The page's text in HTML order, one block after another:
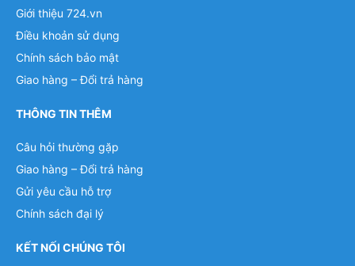
Giới thiệu 724.vn
Điều khoản sử dụng
Chính sách bảo mật
Giao hàng – Đổi trả hàng
THÔNG TIN THÊM
Câu hỏi thường gặp
Giao hàng – Đổi trả hàng
Gửi yêu cầu hỗ trợ
Chính sách đại lý
KẾT NỐI CHÚNG TÔI